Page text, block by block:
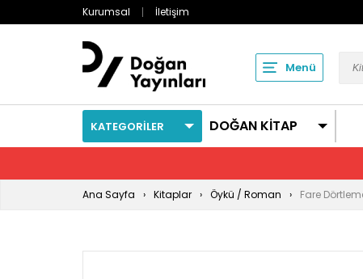
Kurumsal İletişim
Menü
KATEGORİLER DOĞAN KİTAP
Ana Sayfa Kitaplar Öykü / Roman Fare